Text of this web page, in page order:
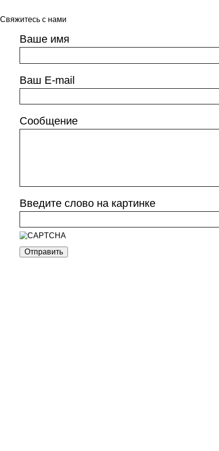
Свяжитесь с нами
Ваше имя
Ваш E-mail
Сообщение
Введите слово на картинке